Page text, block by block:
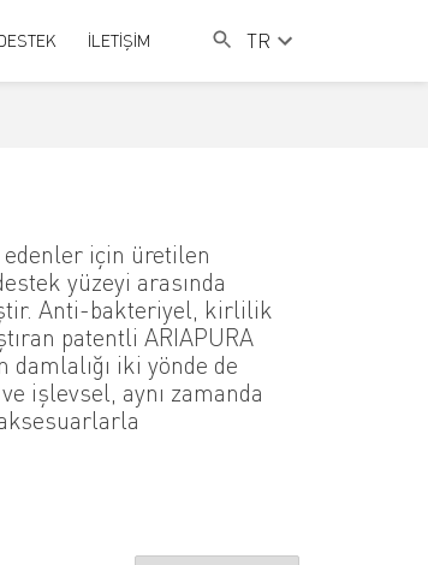
İLETİŞİM TR
için üretilen
yüzeyi arasında
Anti-bakteriyel, kirlilik
patentli ARIAPURA
iki yönde de
işlevsel, aynı zamanda